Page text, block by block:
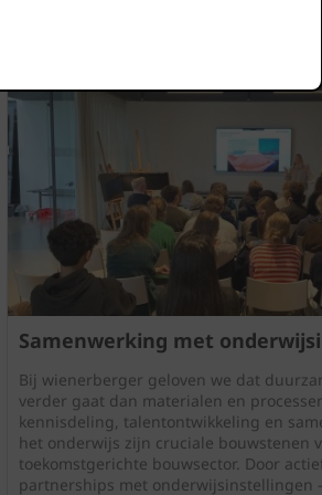
Samenwerking met
Bij wienerberger geloven we dat
verder gaat dan materialen en
kennisdeling, talentontwikkeling en
het onderwijs zijn cruciale bouwstenen
toekomstgerichte bouwsector. Door
partnerships met onderwijsinstellingen